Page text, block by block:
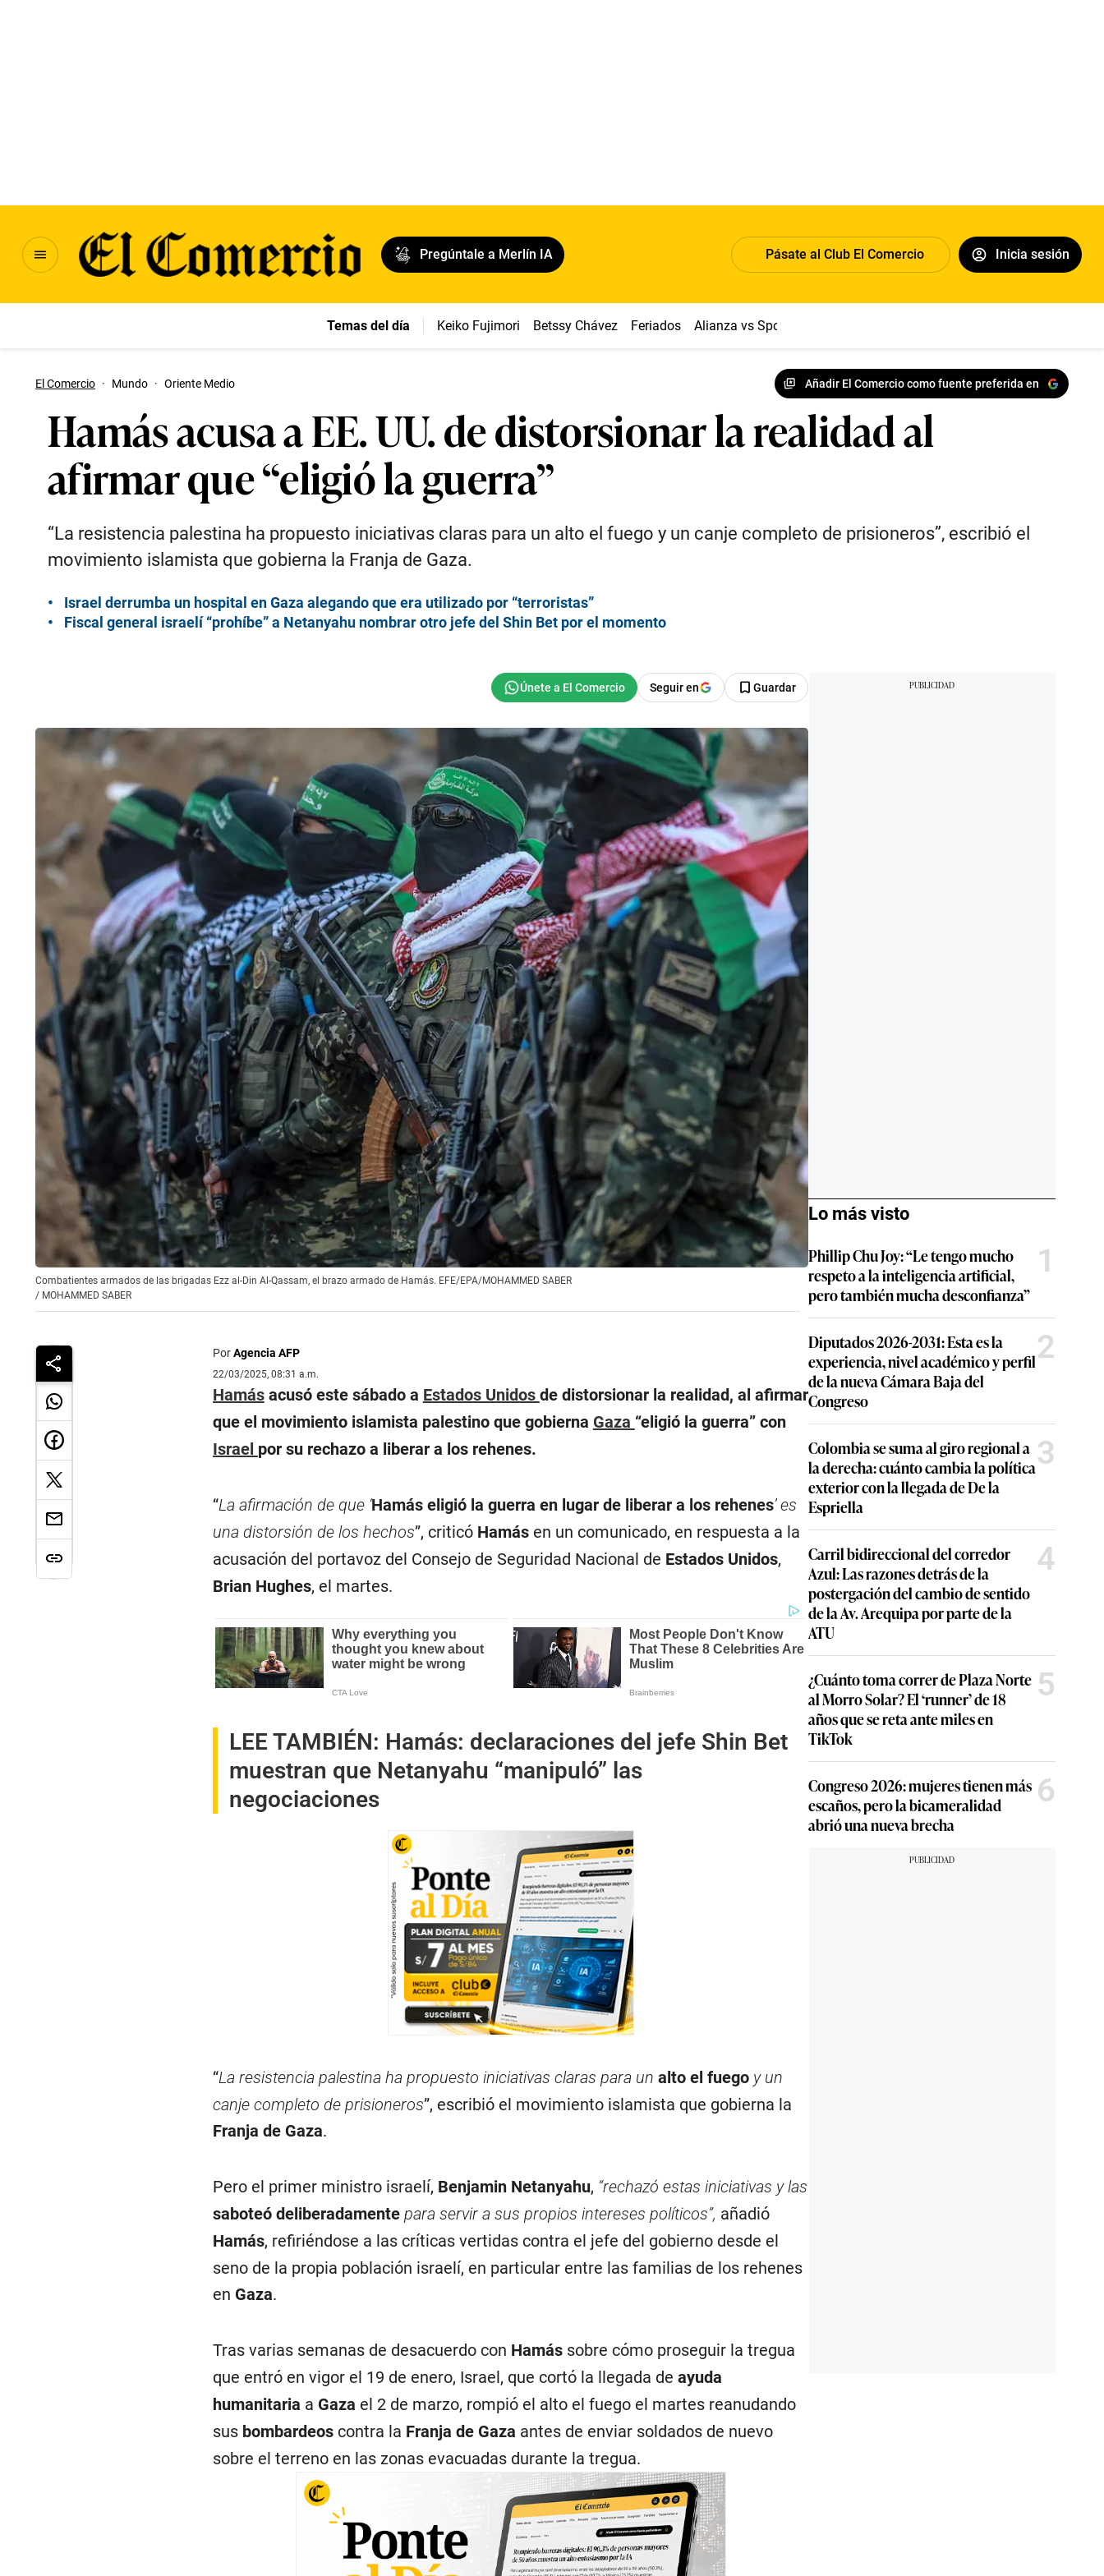
Pregúntale a Merlín IA Pásate al Club El Comercio Inicia sesión
Temas del día Keiko Fujimori Betssy Chávez Feriados Alianza vs Sport Boys
El Comercio · Mundo · Oriente Medio Añadir El Comercio como fuente preferida en
Hamás acusa a EE. UU. de distorsionar la realidad al
afirmar que “eligió la guerra”
“La resistencia palestina ha propuesto iniciativas claras para un alto el fuego y un canje completo de prisioneros”, escribió el
movimiento islamista que gobierna la Franja de Gaza.
Israel derrumba un hospital en Gaza alegando que era utilizado por “terroristas”
Fiscal general israelí “prohíbe” a Netanyahu nombrar otro jefe del Shin Bet por el momento
Seguir en Guardar
Combatientes armados de las brigadas Ezz al-Din Al-Qassam, el brazo armado de Hamás. EFE/EPA/MOHAMMED SABER
/ MOHAMMED SABER
PorAgencia AFP
22/03/2025, 08:31 a.m.
Hamásacusó este sábado a Estados Unidos de distorsionar la realidad, al afirmar
que el movimiento islamista palestino que gobierna Gaza “eligió la guerra” con
Israel por su rechazo a liberar a los rehenes.
“La afirmación de que ‘Hamás eligió la guerra en lugar de liberar a los rehenes’ es
una distorsión de los hechos”, criticó Hamás en un comunicado, en respuesta a la
acusación del portavoz del Consejo de Seguridad Nacional de Estados Unidos,
Brian Hughes, el martes.
LEE TAMBIÉN: Hamás: declaraciones del jefe Shin Bet
muestran que Netanyahu “manipuló” las
negociaciones
“La resistencia palestina ha propuesto iniciativas claras para un alto el fuegoy un
canje completo de prisioneros”, escribió el movimiento islamista que gobierna la
Franja de Gaza.
Pero el primer ministro israelí, Benjamin Netanyahu, “rechazó estas iniciativas y las
saboteó deliberadamente para servir a sus propios intereses políticos”, añadió
Hamás, refiriéndose a las críticas vertidas contra el jefe del gobierno desde el
seno de la propia población israelí, en particular entre las familias de los rehenes
en Gaza.
Tras varias semanas de desacuerdo con Hamás sobre cómo proseguir la tregua
que entró en vigor el 19 de enero, Israel, que cortó la llegada de ayuda
humanitaria a Gaza el 2 de marzo, rompió el alto el fuego el martes reanudando
sus bombardeos contra la Franja de Gaza antes de enviar soldados de nuevo
sobre el terreno en las zonas evacuadas durante la tregua.
Lo más visto
Phillip Chu Joy: “Le tengo mucho
respeto a la inteligencia artificial,
pero también mucha desconfianza”
1
Diputados 2026-2031: Esta es la
experiencia, nivel académico y perfil
de la nueva Cámara Baja del
Congreso
2
Colombia se suma al giro regional a
la derecha: cuánto cambia la política
exterior con la llegada de De la
Espriella
3
Carril bidireccional del corredor
Azul: Las razones detrás de la
postergación del cambio de sentido
de la Av. Arequipa por parte de la
ATU
4
¿Cuánto toma correr de Plaza Norte
al Morro Solar? El ‘runner’ de 18
años que se reta ante miles en
TikTok
5
Congreso 2026: mujeres tienen más
escaños, pero la bicameralidad
abrió una nueva brecha
6